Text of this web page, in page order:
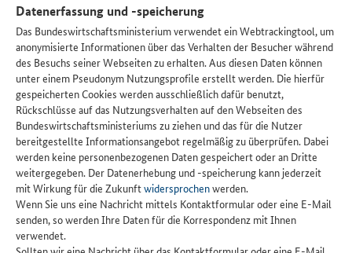
Datenerfassung und -speicherung
Das Bundeswirtschaftsministerium verwendet ein Webtrackingtool, um
anonymisierte Informationen über das Verhalten der Besucher während
des Besuchs seiner Webseiten zu erhalten. Aus diesen Daten können
unter einem Pseudonym Nutzungsprofile erstellt werden. Die hierfür
gespeicherten Cookies werden ausschließlich dafür benutzt,
Rückschlüsse auf das Nutzungsverhalten auf den Webseiten des
Bundeswirtschaftsministeriums zu ziehen und das für die Nutzer
bereitgestellte Informationsangebot regelmäßig zu überprüfen. Dabei
werden keine personenbezogenen Daten gespeichert oder an Dritte
weitergegeben. Der Datenerhebung und -speicherung kann jederzeit
mit Wirkung für die Zukunftwidersprochenwerden.
Wenn Sie uns eine Nachricht mittels Kontaktformular oder eine E-Mail
senden, so werden Ihre Daten für die Korrespondenz mit Ihnen
verwendet.